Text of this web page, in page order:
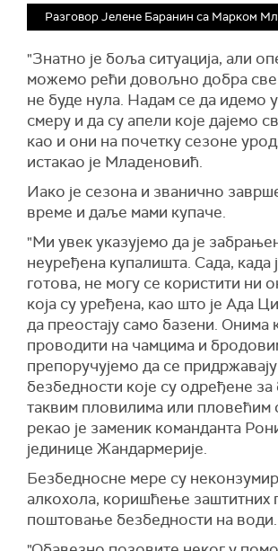
Разговор Јелене Баранин са Марком
"Знатно је боља ситуација, али
можемо рећи довољно добра све
не буде нула. Надам се да идемо
смеру и да су апели које дајемо
као и они на почетку сезоне
истакао је Младеновић.
Иако је сезона и званично
време и даље мами купаче.
"Ми увек указујемо да је
неуређена купалишта. Сада, када
готова, не могу се користити ни
која су уређена, као што је Ада
да преостају само базени. Онима
проводити на чамцима и
препоручујемо да се
безбедности које су одређене
таквим пловилима или пловећим
рекао је заменик команданта
јединице Жандармерије.
Безбедносне мере су
алкохола, коришћење заштитних
поштовање безбедности на води.